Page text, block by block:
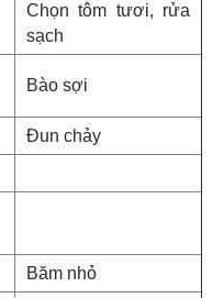
Chọn tôm tươi, rửa
sạch
Bào sợi
Đun chảy
Băm nhỏ